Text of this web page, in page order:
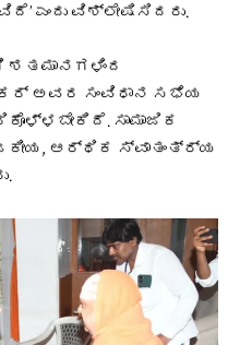
ಎಂದು ವಿಶ್ಲೇಷಿಸಿದರು.
ಶತಮಾನಗಳಿಂದ
ಅವರ ಸಂವಿಧಾನ ಸಭೆಯ
ಸಾಮಾಜಿಕ
ಆರ್ಥಿಕ ಸ್ವಾತಂತ್ರ್ಯ